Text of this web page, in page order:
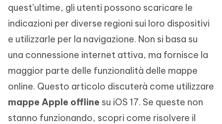
quest’ultime, gli utenti possono scaricare le
indicazioni per diverse regioni sui loro dispositivi
e utilizzarle per la navigazione. Non si basa su
una connessione internet attiva, ma fornisce la
maggior parte delle funzionalità delle mappe
online. Questo articolo discuterà come utilizzare
mappe Apple offline su iOS 17. Se queste non
stanno funzionando, scopri come risolvere il